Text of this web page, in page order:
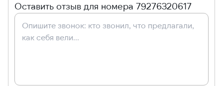
Оставить отзыв для номера 79276320617